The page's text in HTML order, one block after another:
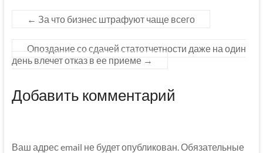
← За что бизнес штрафуют чаще всего
Опоздание со сдачей статотчетности даже на один
день влечет отказ в ее приеме →
Добавить комментарий
Ваш адрес email не будет опубликован. Обязательные